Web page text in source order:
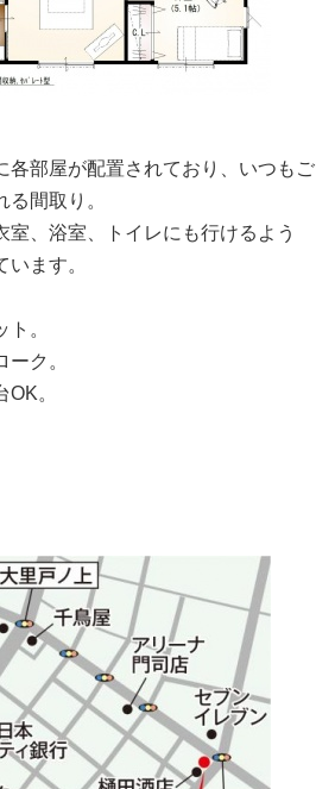
各部屋が配置されており、いつもご
間取り。
室、浴室、トイレにも行けるよう
ます。
。
ク。
。